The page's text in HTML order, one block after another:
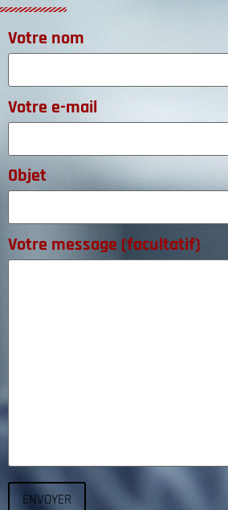
Votre nom
Votre e-mail
Objet
Votre message (facultatif)